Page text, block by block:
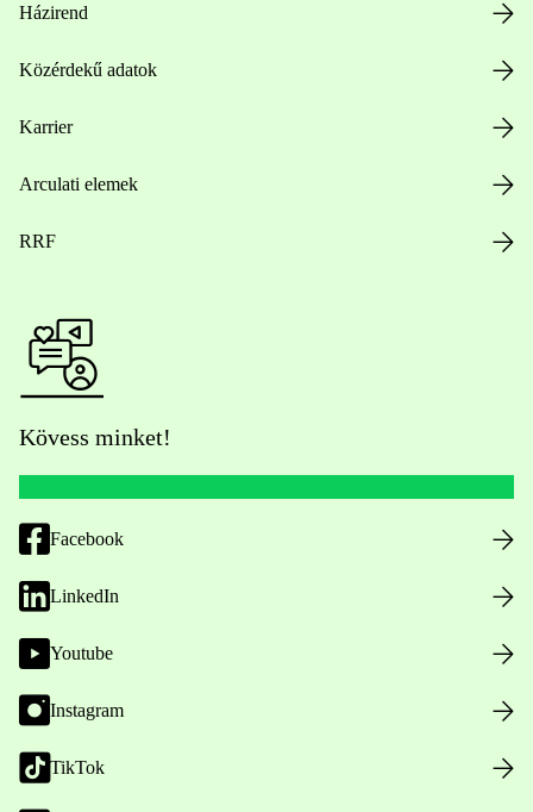
Házirend
Közérdekű adatok
Karrier
Arculati elemek
RRF
Kövess minket!
Facebook
LinkedIn
Youtube
Instagram
TikTok